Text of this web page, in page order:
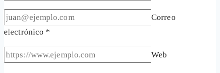
Correo
electrónico *
Web